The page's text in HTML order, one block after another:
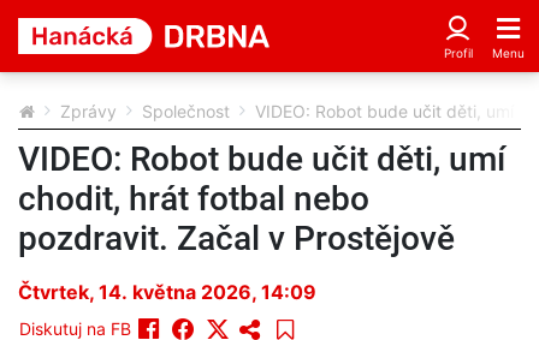
Zprávy Společnost VIDEO: Robot bude učit děti, umí
VIDEO: Robot bude učit děti, umí
chodit, hrát fotbal nebo
pozdravit. Začal v Prostějově
Čtvrtek, 14. května 2026, 14:09
Diskutuj na FB